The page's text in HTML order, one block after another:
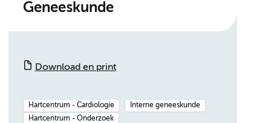
Geneeskunde
Download en print
Hartcentrum - Cardiologie
Interne geneeskunde
Hartcentrum - Onderzoek